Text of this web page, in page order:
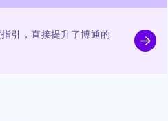
引，直接提升了博通的